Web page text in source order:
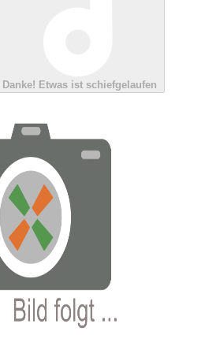
Danke! Etwas ist schiefgelaufen